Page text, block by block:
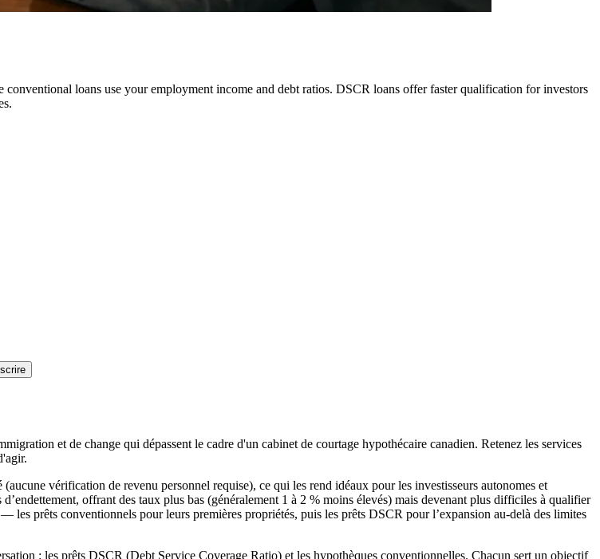
loans use your employment income and debt ratios. DSCR loans offer faster qualification for investors
et de change qui dépassent le cadre d'un cabinet de courtage hypothécaire canadien. Retenez les services
vérification de revenu personnel requise), ce qui les rend idéaux pour les investisseurs autonomes et
offrant des taux plus bas (généralement 1 à 2 % moins élevés) mais devenant plus difficiles à qualifier
prêts conventionnels pour leurs premières propriétés, puis les prêts DSCR pour l’expansion au-delà des limites
: les prêts DSCR (Debt Service Coverage Ratio) et les hypothèques conventionnelles. Chacun sert un objectif